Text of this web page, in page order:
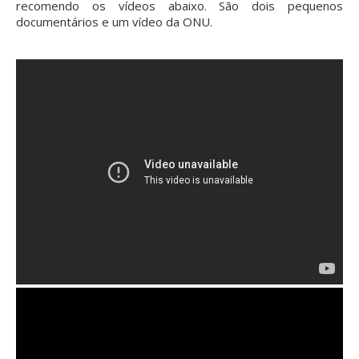
recomendo os vídeos abaixo. São dois pequenos
documentários e um vídeo da ONU.